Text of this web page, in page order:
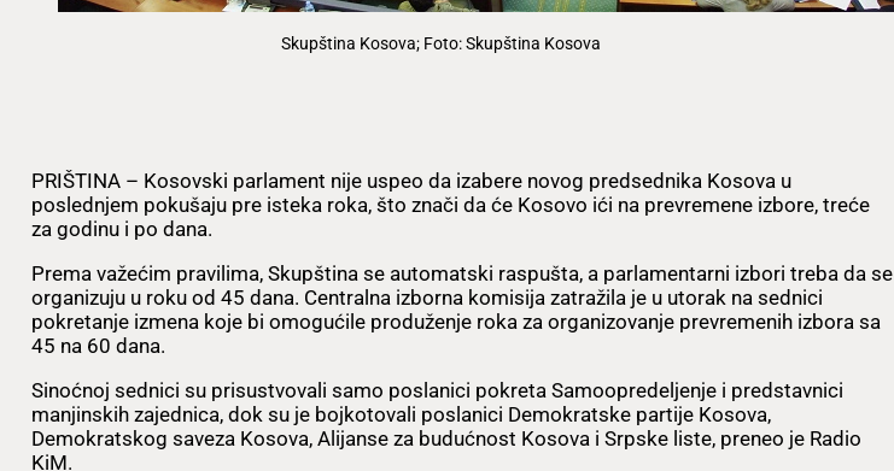
Skupština Kosova; Foto: Skupština Kosova
PRIŠTINA – Kosovski parlament nije uspeo da izabere novog predsednika Kosova u
poslednjem pokušaju pre isteka roka, što znači da će Kosovo ići na prevremene izbore, treće
za godinu i po dana.
Prema važećim pravilima, Skupština se automatski raspušta, a parlamentarni izbori treba da se
organizuju u roku od 45 dana. Centralna izborna komisija zatražila je u utorak na sednici
pokretanje izmena koje bi omogućile produženje roka za organizovanje prevremenih izbora sa
45 na 60 dana.
Sinoćnoj sednici su prisustvovali samo poslanici pokreta Samoopredeljenje i predstavnici
manjinskih zajednica, dok su je bojkotovali poslanici Demokratske partije Kosova,
Demokratskog saveza Kosova, Alijanse za budućnost Kosova i Srpske liste, preneo je Radio
KiM.